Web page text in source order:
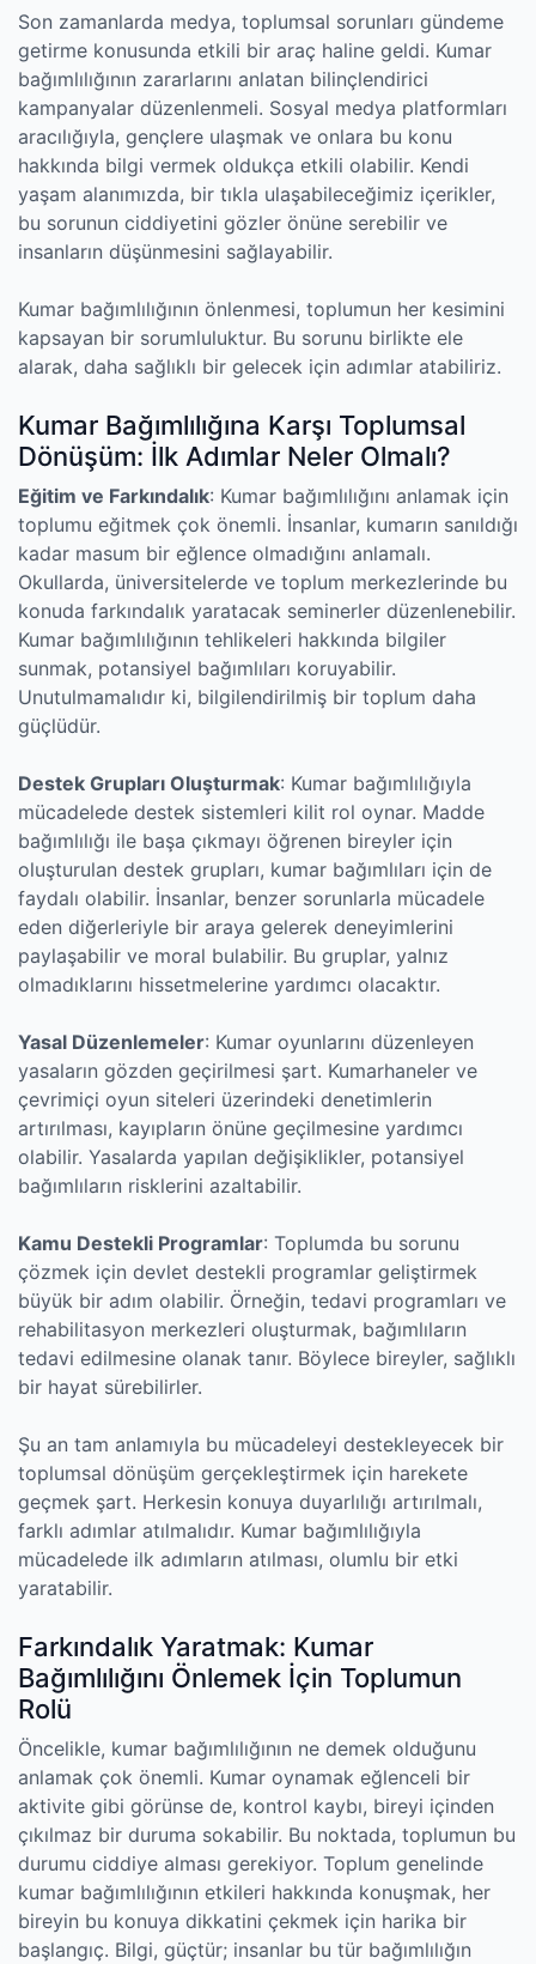
Son zamanlarda medya, toplumsal sorunları gündeme
getirme konusunda etkili bir araç haline geldi. Kumar
bağımlılığının zararlarını anlatan bilinçlendirici
kampanyalar düzenlenmeli. Sosyal medya platformları
aracılığıyla, gençlere ulaşmak ve onlara bu konu
hakkında bilgi vermek oldukça etkili olabilir. Kendi
yaşam alanımızda, bir tıkla ulaşabileceğimiz içerikler,
bu sorunun ciddiyetini gözler önüne serebilir ve
insanların düşünmesini sağlayabilir.
Kumar bağımlılığının önlenmesi, toplumun her kesimini
kapsayan bir sorumluluktur. Bu sorunu birlikte ele
alarak, daha sağlıklı bir gelecek için adımlar atabiliriz.
Kumar Bağımlılığına Karşı Toplumsal
Dönüşüm: İlk Adımlar Neler Olmalı?
Eğitim ve Farkındalık: Kumar bağımlılığını anlamak için
toplumu eğitmek çok önemli. İnsanlar, kumarın sanıldığı
kadar masum bir eğlence olmadığını anlamalı.
Okullarda, üniversitelerde ve toplum merkezlerinde bu
konuda farkındalık yaratacak seminerler düzenlenebilir.
Kumar bağımlılığının tehlikeleri hakkında bilgiler
sunmak, potansiyel bağımlıları koruyabilir.
Unutulmamalıdır ki, bilgilendirilmiş bir toplum daha
güçlüdür.
Destek Grupları Oluşturmak: Kumar bağımlılığıyla
mücadelede destek sistemleri kilit rol oynar. Madde
bağımlılığı ile başa çıkmayı öğrenen bireyler için
oluşturulan destek grupları, kumar bağımlıları için de
faydalı olabilir. İnsanlar, benzer sorunlarla mücadele
eden diğerleriyle bir araya gelerek deneyimlerini
paylaşabilir ve moral bulabilir. Bu gruplar, yalnız
olmadıklarını hissetmelerine yardımcı olacaktır.
Yasal Düzenlemeler: Kumar oyunlarını düzenleyen
yasaların gözden geçirilmesi şart. Kumarhaneler ve
çevrimiçi oyun siteleri üzerindeki denetimlerin
artırılması, kayıpların önüne geçilmesine yardımcı
olabilir. Yasalarda yapılan değişiklikler, potansiyel
bağımlıların risklerini azaltabilir.
Kamu Destekli Programlar: Toplumda bu sorunu
çözmek için devlet destekli programlar geliştirmek
büyük bir adım olabilir. Örneğin, tedavi programları ve
rehabilitasyon merkezleri oluşturmak, bağımlıların
tedavi edilmesine olanak tanır. Böylece bireyler, sağlıklı
bir hayat sürebilirler.
Şu an tam anlamıyla bu mücadeleyi destekleyecek bir
toplumsal dönüşüm gerçekleştirmek için harekete
geçmek şart. Herkesin konuya duyarlılığı artırılmalı,
farklı adımlar atılmalıdır. Kumar bağımlılığıyla
mücadelede ilk adımların atılması, olumlu bir etki
yaratabilir.
Farkındalık Yaratmak: Kumar
Bağımlılığını Önlemek İçin Toplumun
Rolü
Öncelikle, kumar bağımlılığının ne demek olduğunu
anlamak çok önemli. Kumar oynamak eğlenceli bir
aktivite gibi görünse de, kontrol kaybı, bireyi içinden
çıkılmaz bir duruma sokabilir. Bu noktada, toplumun bu
durumu ciddiye alması gerekiyor. Toplum genelinde
kumar bağımlılığının etkileri hakkında konuşmak, her
bireyin bu konuya dikkatini çekmek için harika bir
başlangıç. Bilgi, güçtür; insanlar bu tür bağımlılığın